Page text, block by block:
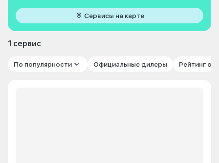
Сервисы на карте
1 сервис
По популярности Официальные дилеры Рейтинг